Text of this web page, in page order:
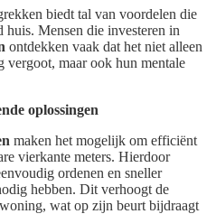
biedt tal van voordelen die
huis. Mensen die investeren in
ontdekken vaak dat het niet alleen
maar ook hun mentale
oplossingen
maken het mogelijk om efficiënt
vierkante meters. Hierdoor
ordenen en sneller
hebben. Dit verhoogt de
wat op zijn beurt bijdraagt